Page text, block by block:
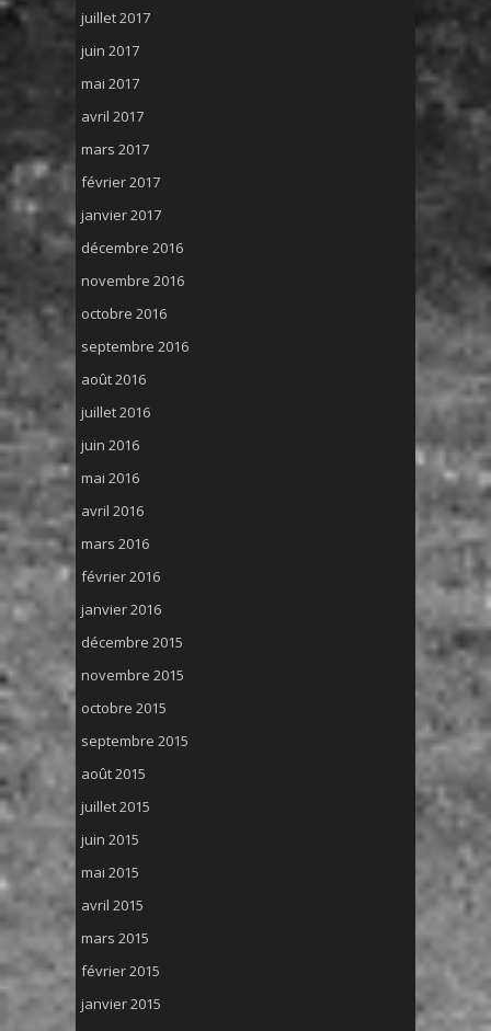
juillet 2017
juin 2017
mai 2017
avril 2017
mars 2017
février 2017
janvier 2017
décembre 2016
novembre 2016
octobre 2016
septembre 2016
août 2016
juillet 2016
juin 2016
mai 2016
avril 2016
mars 2016
février 2016
janvier 2016
décembre 2015
novembre 2015
octobre 2015
septembre 2015
août 2015
juillet 2015
juin 2015
mai 2015
avril 2015
mars 2015
février 2015
janvier 2015